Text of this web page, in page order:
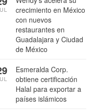
crecimiento en México
con nuevos
restaurantes en
Guadalajara y Ciudad
de México
Esmeralda Corp.
obtiene certificación
Halal para exportar a
países islámicos